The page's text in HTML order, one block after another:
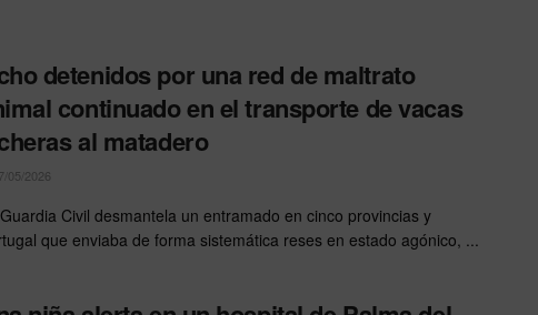
detenidos por una red de maltrato
continuado en el transporte de vacas
al matadero
05/2026
Civil desmantela un entramado en cinco provincias y
que enviaba de forma sistemática reses en estado agónico, ...